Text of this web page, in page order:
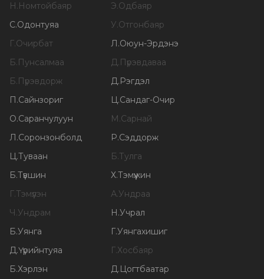
Н . Номтойбаяр Э.Одбаяр
С.Одонтуяа У.Отгонбаяр
Г.Очирбат Л .Оюун-Эрдэнэ
Б. Пунсалмаа Д. Пүрэвдаваа
Б. Пүрэвдорж Д. Рэгдэл
П .Сайнзориг Ц.Сандаг-Очир
О.Саранчулуун М .Сарнай
Л .Соронзонболд Р.Сэддорж
Ц.Туваан Б.Тулга
Б.Түвшин Х.Тэмүүжин
Г.Тэмүүлэн А.Ундраа
Ч .Ундрам Н .Учрал
Б.Уянга Г.Уянгахишиг
Д.Үүрийнтуяа Г.Хосбаяр
Б.Хэрлэн Д. Цогтбаатар